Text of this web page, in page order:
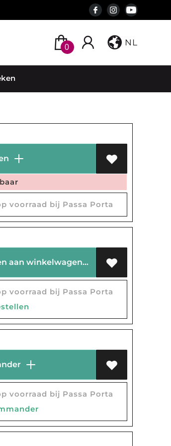
0 NL
voorraad bij Passa Porta
Toevoegen aan winkelwagen
voorraad bij Passa Porta
voorraad bij Passa Porta